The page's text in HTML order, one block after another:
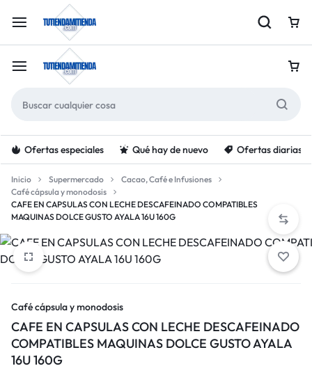
Ofertas especiales Qué hay de nuevo Ofertas diarias
Inicio Supermercado
Cacao, Café e Infusiones
Café cápsula y monodosis
CAFE EN CAPSULAS CON LECHE DESCAFEINADO COMPATIBLES
MAQUINAS DOLCE GUSTO AYALA 16U 160G
Café cápsula y monodosis
CAFE EN CAPSULAS CON LECHE DESCAFEINADO
COMPATIBLES MAQUINAS DOLCE GUSTO AYALA
16U 160G